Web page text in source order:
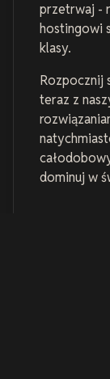
przetrwaj -
hostingowi
klasy.
Rozpocznij
teraz z
dominuj w